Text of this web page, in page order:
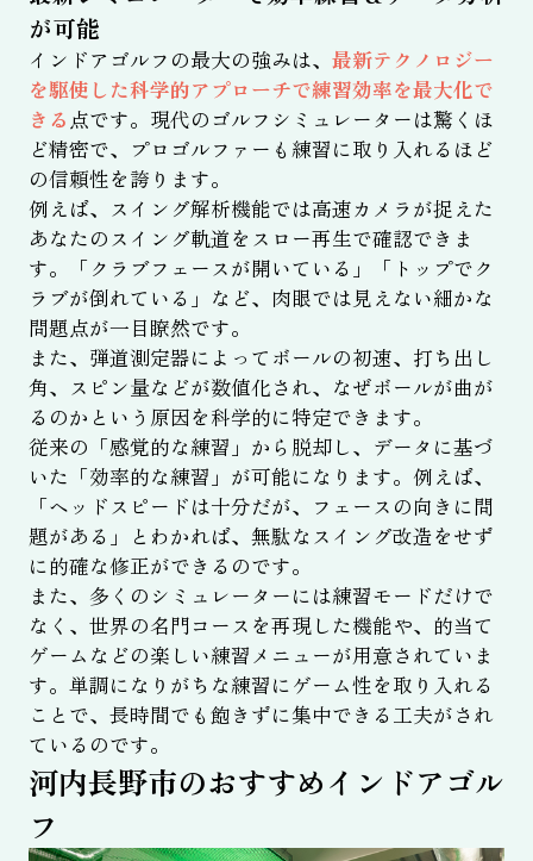
が可能
インドアゴルフの最大の強みは、 最新テクノロジー
を駆使した科学的アプローチで練習効率を最大化で
きる 点です。現代のゴルフシミュレーターは驚くほ
ど精密で、プロゴルファーも練習に取り入れるほど
の信頼性を誇ります。
例えば、スイング解析機能では高速カメラが捉えた
あなたのスイング軌道をスロー再生で確認できま
す。「クラブフェースが開いている」「トップでク
ラブが倒れている」など、肉眼では見えない細かな
問題点が一目瞭然です。
また、弾道測定器によってボールの初速、打ち出し
角、スピン量などが数値化され、なぜボールが曲が
るのかという原因を科学的に特定できます。
従来の「感覚的な練習」から脱却し、データに基づ
いた「効率的な練習」が可能になります。例えば、
「ヘッドスピードは十分だが、フェースの向きに問
題がある」とわかれば、無駄なスイング改造をせず
に的確な修正ができるのです。
また、多くのシミュレーターには練習モードだけで
なく、世界の名門コースを再現した機能や、的当て
ゲームなどの楽しい練習メニューが用意されていま
す。単調になりがちな練習にゲーム性を取り入れる
ことで、長時間でも飽きずに集中できる工夫がされ
ているのです。
河内長野市のおすすめインドアゴル
フ